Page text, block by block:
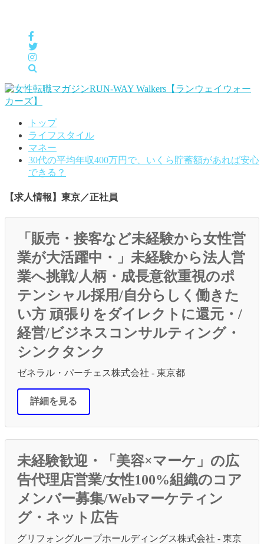
トップ
ライフスタイル
マネー
30代の平均年収400万円で、いくら貯蓄額があれば安心
できる？
【求人情報】東京／正社員
「販売・接客など未経験から女性営
業が大活躍中・」未経験から法人営
業へ挑戦/人柄・成長意欲重視のポ
テンシャル採用/自分らしく働きた
い方 頑張りをダイレクトに還元・/
経営/ビジネスコンサルティング・
シンクタンク
ゼネラル・パーチェス株式会社 - 東京都
詳細を見る
未経験歓迎・「美容×マーケ」の広
告代理店営業/女性100%組織のコア
メンバー募集/Webマーケティン
グ・ネット広告
グリフォングループホールディングス株式会社 - 東京